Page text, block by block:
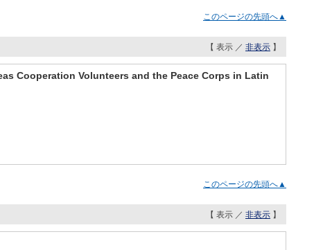
このページの先頭へ▲
【 表示 ／ 非表示 】
Cooperation Volunteers and the Peace Corps in Latin
このページの先頭へ▲
【 表示 ／ 非表示 】